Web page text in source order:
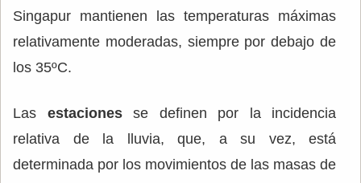
Singapur mantienen las temperaturas máximas
relativamente moderadas, siempre por debajo de
los 35ºC.
Las estacionesse definen por la incidencia
relativa de la lluvia, que, a su vez, está
determinada por los movimientos de las masas de